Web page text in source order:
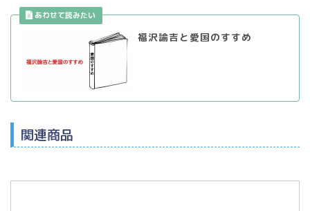
福沢諭吉と愛国のすすめ
関連商品